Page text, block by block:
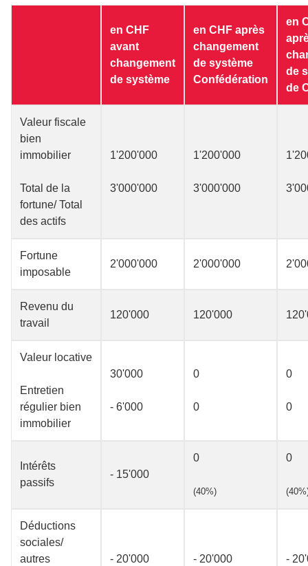
en CHF
avant
changement
de système
en CHF après
changement
de système
Confédération
en
de
de
Valeur fiscale
bien
immobilier
Total de la
fortune/ Total
des actifs
1'200'000
3'000'000
1'200'000
3'000'000
Fortune
imposable
2'000'000 2'000'000
Revenu du
travail
120'000 120'000
Valeur locative
Entretien
régulier bien
immobilier
30'000
- 6'000
0
0
0
0
Intérêts
passifs
- 15'000
0
(40%)
0
Déductions
sociales/
autres
- 20'000 - 20'000 -